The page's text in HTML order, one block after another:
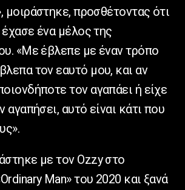
μοιράστηκε, προσθέτοντας ότι
ένα μέλος της
«Με έβλεπε με έναν τρόπο
τον εαυτό μου, και αν
τον αγαπάει ή είχε
αγαπήσει, αυτό είναι κάτι που
με τον Ozzyστο
Ordinary Man» του 2020 και ξανά